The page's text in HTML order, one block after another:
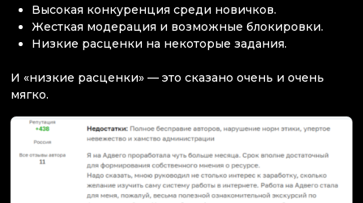
Высокая конкуренция среди новичков.
Жесткая модерация и возможные блокировки.
Низкие расценки на некоторые задания.
И «низкие расценки» — это сказано очень и очень
мягко.